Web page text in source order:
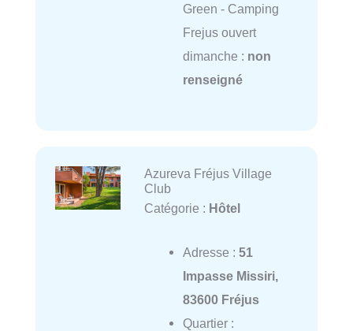
Green - Camping
Frejus ouvert
dimanche : non
renseigné
Azureva Fréjus Village
Club
Catégorie : Hôtel
Adresse : 51
Impasse Missiri,
83600 Fréjus
Quartier :